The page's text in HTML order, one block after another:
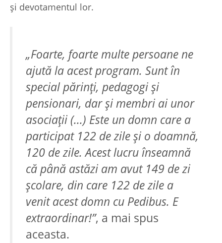
şi devotamentul lor.
„Foarte, foarte multe persoane ne
ajută la acest program. Sunt în
special părinţi, pedagogi şi
pensionari, dar şi membri ai unor
asociaţii (...) Este un domn care a
participat 122 de zile şi o doamnă,
120 de zile. Acest lucru înseamnă
că până astăzi am avut 149 de zi
şcolare, din care 122 de zile a
venit acest domn cu Pedibus. E
extraordinar!”, a mai spus
aceasta.